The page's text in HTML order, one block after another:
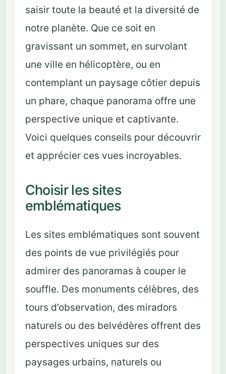
saisir toute la beauté et la diversité de
notre planète. Que ce soit en
gravissant un sommet, en survolant
une ville en hélicoptère, ou en
contemplant un paysage côtier depuis
un phare, chaque panorama offre une
perspective unique et captivante.
Voici quelques conseils pour découvrir
et apprécier ces vues incroyables.
Choisir les sites
emblématiques
Les sites emblématiques sont souvent
des points de vue privilégiés pour
admirer des panoramas à couper le
souffle. Des monuments célèbres, des
tours d’observation, des miradors
naturels ou des belvédères offrent des
perspectives uniques sur des
paysages urbains, naturels ou